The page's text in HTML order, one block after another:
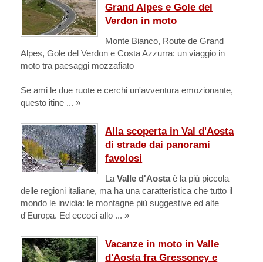
Grand Alpes e Gole del
Verdon in moto
Monte Bianco, Route de Grand
Alpes, Gole del Verdon e Costa Azzurra: un viaggio in
moto tra paesaggi mozzafiato
Se ami le due ruote e cerchi un'avventura emozionante,
questo itine ... »
Alla scoperta in Val d'Aosta
di strade dai panorami
favolosi
LaValle d'Aostaè la più piccola
delle regioni italiane, ma ha una caratteristica che tutto il
mondo le invidia: le montagne più suggestive ed alte
d'Europa. Ed eccoci allo ... »
Vacanze in moto in Valle
d'Aosta fra Gressoney e